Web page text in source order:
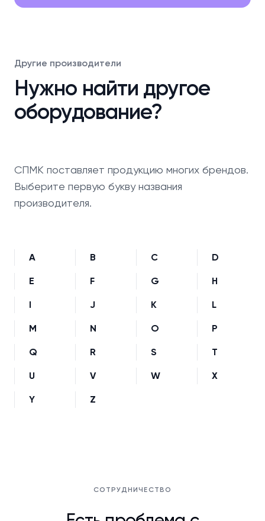
Другие производители
Нужно найти другое
оборудование?
СПМК поставляет продукцию многих брендов.
Выберите первую букву названия
производителя.
A B C D
E F G H
I J K L
M N O P
Q R S T
U V W X
Y Z
СОТРУДНИЧЕСТВО